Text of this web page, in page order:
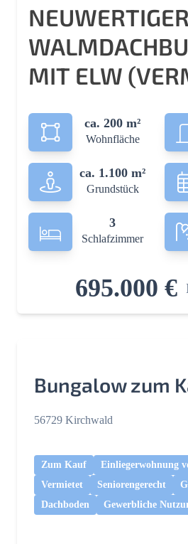
NEUWERTIGER
MIT ELW
ca. 200 m²
Wohnfläche
ca. 1.100 m²
Grundstück
3
Schlafzimmer
695.000 €
Bungalow zum
56729 Kirchwald
Zum Kauf
Einliegerwohnung
Vermietet
Seniorengerecht
Dachboden
Gewerbliche